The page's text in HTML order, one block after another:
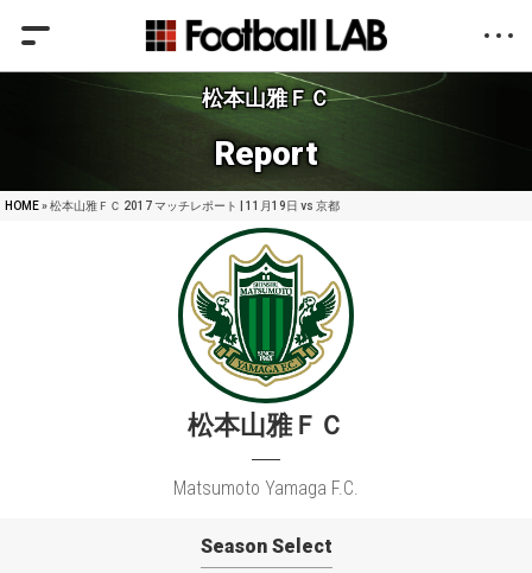
松本山雅ＦＣ
Report
HOME» 松本山雅ＦＣ 2017 マッチレポート | 11月19日 vs 京都
松本山雅ＦＣ
Matsumoto Yamaga F.C.
Season Select